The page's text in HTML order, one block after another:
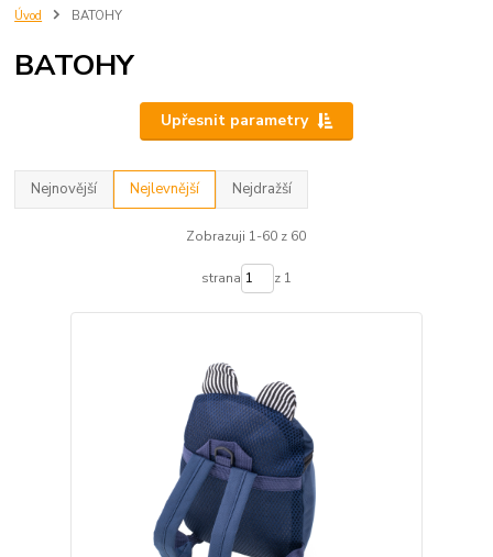
Úvod BATOHY
BATOHY
Upřesnit parametry
Nejnovější Nejlevnější Nejdražší
Zobrazuji 1-60 z 60
strana z 1